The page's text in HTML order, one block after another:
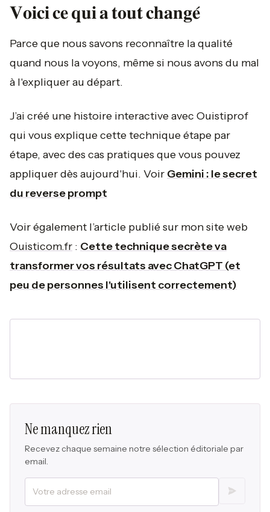
𝐕𝐨𝐢𝐜𝐢 𝐜𝐞 𝐪𝐮𝐢 𝐚 𝐭𝐨𝐮𝐭 𝐜𝐡𝐚𝐧𝐠𝐞́
Parce que nous savons reconnaître la qualité
quand nous la voyons, même si nous avons du mal
à l'expliquer au départ.
J’ai créé une histoire interactive avec Ouistiprof
qui vous explique cette technique étape par
étape, avec des cas pratiques que vous pouvez
appliquer dès aujourd'hui. Voir Gemini : le secret
du reverse prompt
Voir également l’article publié sur mon site web
Ouisticom.fr : Cette technique secrète va
transformer vos résultats avec ChatGPT (et
peu de personnes l'utilisent correctement)
Ne manquez rien
Recevez chaque semaine notre sélection éditoriale par
email.